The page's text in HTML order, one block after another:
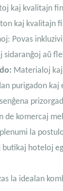
kaj kvalitajn
kaj kvalitajn
Povas
sidaranĝoj aŭ
Materialoj
purigadon kaj
de komercaj
la
butikaj hoteloj
la idealan